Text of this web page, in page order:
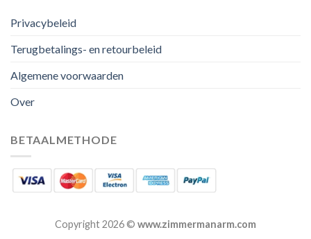
Privacybeleid
Terugbetalings- en retourbeleid
Algemene voorwaarden
Over
BETAALMETHODE
Copyright 2026 © www.zimmermanarm.com